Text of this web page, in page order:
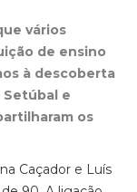
vários
de ensino
à descoberta
e
os
Caçador e Luís